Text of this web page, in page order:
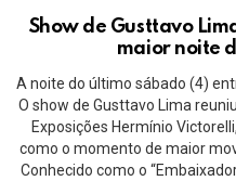
Show de Gusttavo
maior noite
A noite do último sábado (4)
O show de Gusttavo Lima
Exposições Hermínio
como o momento de maior
Conhecido como o